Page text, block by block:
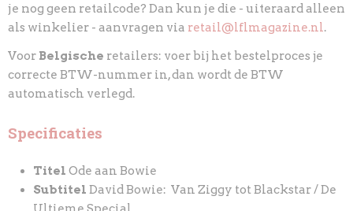
je nog geen retailcode? Dan kun je die - uiteraard alleen
als winkelier - aanvragen via retail@lflmagazine.nl.
Voor Belgische retailers: voer bij het bestelproces je
correcte BTW-nummer in, dan wordt de BTW
automatisch verlegd.
Specificaties
Titel Ode aan Bowie
Subtitel David Bowie: Van Ziggy tot Blackstar / De